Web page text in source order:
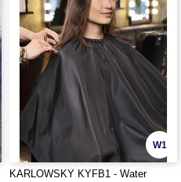
W1
KARLOWSKY KYFB1 - Water